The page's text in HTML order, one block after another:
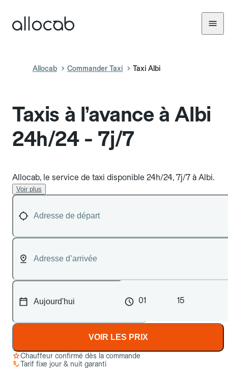
Allocab Commander Taxi Taxi Albi
Taxis à l’avance à Albi
24h/24 - 7j/7
Allocab, le service de taxi disponible 24h/24, 7j/7 à Albi.
Voir plus
01 15
VOIR LES PRIX
Chauffeur confirmé dès la commande
Tarif fixe jour & nuit garanti